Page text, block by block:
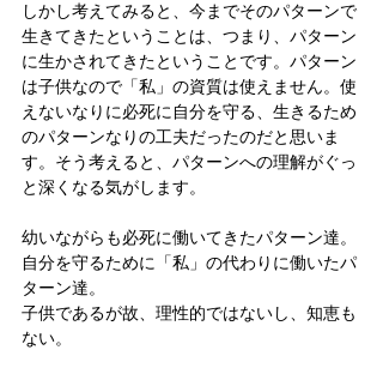
しかし考えてみると、今までそのパターンで
生きてきたということは、つまり、パターン
に生かされてきたということです。パターン
は子供なので「私」の資質は使えません。使
えないなりに必死に自分を守る、生きるため
のパターンなりの工夫だったのだと思いま
す。そう考えると、パターンへの理解がぐっ
と深くなる気がします。
幼いながらも必死に働いてきたパターン達。
自分を守るために「私」の代わりに働いたパ
ターン達。
子供であるが故、理性的ではないし、知恵も
ない。